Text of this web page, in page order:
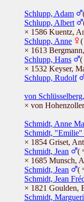
Schlupp, Adam
Schlupp, Albert
× 1586 Kuentz,
Schlupp, Anne
(
× 1613
Schlupp, Hans
(
× 1532 Keyser,
Schlupp, Rudolf
von
× von
Schmidt, Anne
Schmidt, "Emilie"
× 1854 Griset,
Schmidt, Jean
(
× 1685 Munsch,
Schmidt, Jean
(
Schmidt, Jean
× 1821 Goulden,
Schmidt,